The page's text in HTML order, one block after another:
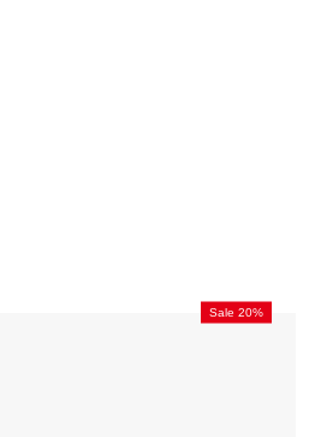
Sale 20%